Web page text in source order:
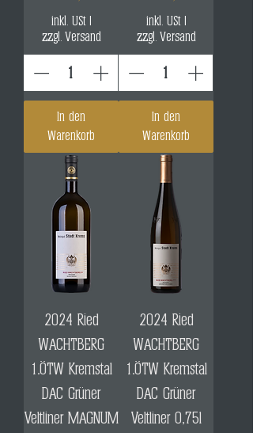
inkl. USt|
zzgl. Versand
In den
Warenkorb
inkl. USt|
zzgl. Versand
In den
Warenkorb
2024 Ried
WACHTBERG
1.ÖTW Kremstal
DAC Grüner
Veltliner MAGNUM
2024 Ried
WACHTBERG
1.ÖTW Kremstal
DAC Grüner
Veltliner 0,75l